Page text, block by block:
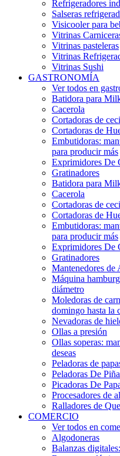
Refrigeradores
Salseras
Visicooler para
Vitrinas
Vitrinas pasteleras
Vitrinas
Vitrinas Sushi
GASTRONOMÍA
Ver todos en
Batidora para
Cacerola
Cortadoras de
Cortadoras de
Embutidoras:
para producir más
Exprimidores De
Gratinadores
Batidora para
Cacerola
Cortadoras de
Cortadoras de
Embutidoras:
para producir más
Exprimidores De
Gratinadores
Mantenedores de
Máquina
diámetro
Moledoras de
domingo hasta la
Nevadoras de
Ollas a presión
Ollas soperas:
deseas
Peladoras de
Peladoras De
Picadoras De
Procesadores de
Ralladores de
COMERCIO
Ver todos en
Algodoneras
Balanzas